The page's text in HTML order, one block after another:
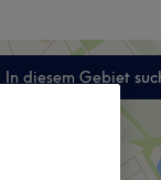
In diesem Gebiet